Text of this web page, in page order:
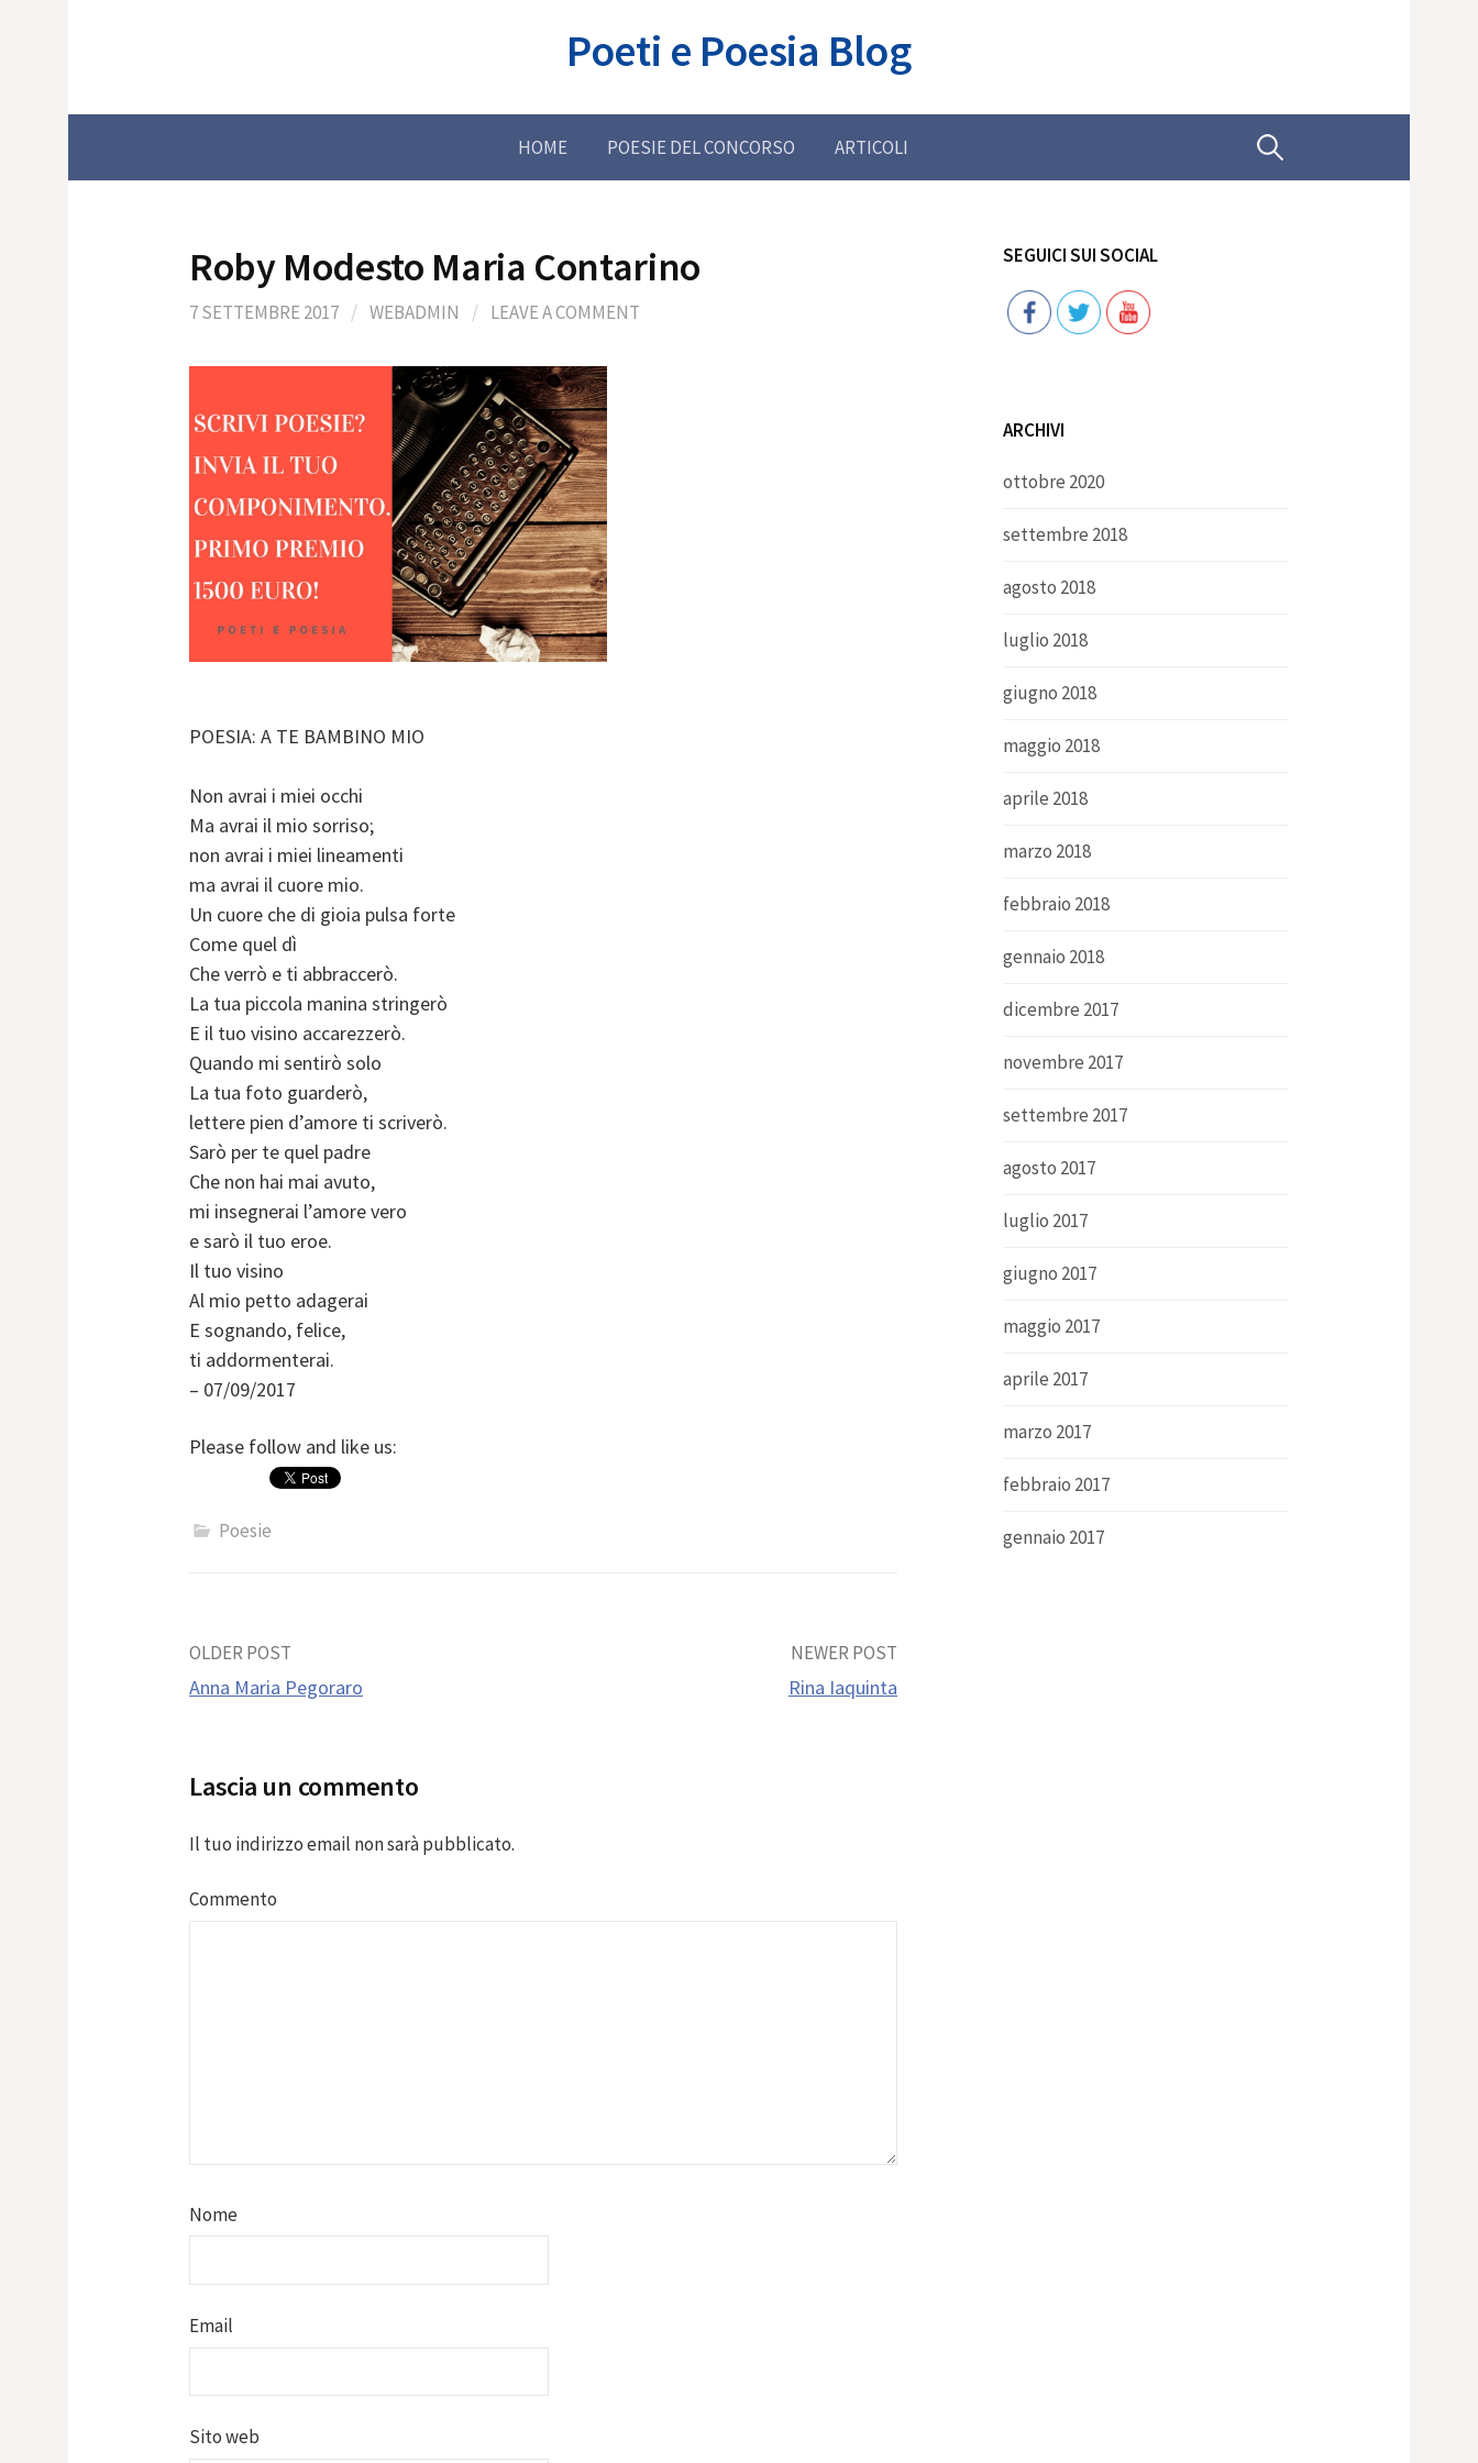
Poeti e Poesia Blog
HOME POESIE DEL CONCORSO ARTICOLI Ricerca
Roby Modesto Maria Contarino
7 SETTEMBRE 2017 / WEBADMIN / LEAVE A COMMENT
POESIA: A TE BAMBINO MIO
Non avrai i miei occhi
Ma avrai il mio sorriso;
non avrai i miei lineamenti
ma avrai il cuore mio.
Un cuore che di gioia pulsa forte
Come quel dì
Che verrò e ti abbraccerò.
La tua piccola manina stringerò
E il tuo visino accarezzerò.
Quando mi sentirò solo
La tua foto guarderò,
lettere pien d’amore ti scriverò.
Sarò per te quel padre
Che non hai mai avuto,
mi insegnerai l’amore vero
e sarò il tuo eroe.
Il tuo visino
Al mio petto adagerai
E sognando, felice,
ti addormenterai.
– 07/09/2017
Please follow and like us:
Poesie
Post
OLDER POST
Anna Maria Pegoraro
NEWER POST
Rina Iaquinta
Lascia un commento
Il tuo indirizzo email non sarà pubblicato.
Commento
Nome
Email
Sito web
SEGUICI SUI SOCIAL
Follow
ARCHIVI
ottobre 2020
settembre 2018
agosto 2018
luglio 2018
giugno 2018
maggio 2018
aprile 2018
marzo 2018
febbraio 2018
gennaio 2018
dicembre 2017
novembre 2017
settembre 2017
agosto 2017
luglio 2017
giugno 2017
maggio 2017
aprile 2017
marzo 2017
febbraio 2017
gennaio 2017